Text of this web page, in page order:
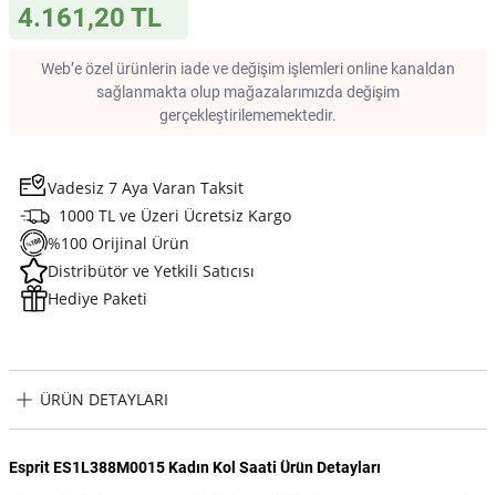
4.161,20 TL
Web’e özel ürünlerin iade ve değişim işlemleri online kanaldan
sağlanmakta olup mağazalarımızda değişim
gerçekleştirilememektedir.
Vadesiz 7 Aya Varan Taksit
1000 TL ve Üzeri Ücretsiz Kargo
%100 Orijinal Ürün
Distribütör ve Yetkili Satıcısı
Hediye Paketi
ÜRÜN DETAYLARI
Esprit ES1L388M0015 Kadın Kol Saati Ürün Detayları